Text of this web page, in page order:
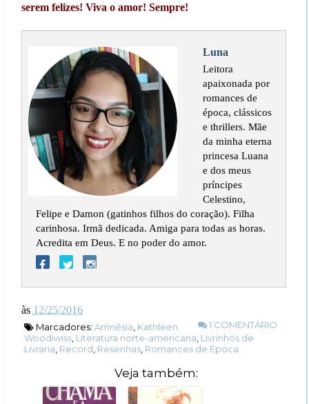
serem felizes! Viva o amor! Sempre!
Luna
Leitora
apaixonada por
romances de
época, clássicos
e thrillers. Mãe
da minha eterna
princesa Luana
e dos meus
príncipes
Celestino,
Felipe e Damon (gatinhos filhos do coração). Filha
carinhosa. Irmã dedicada. Amiga para todas as horas.
Acredita em Deus. E no poder do amor.
às 12/25/2016
1 COMENTÁRIO
Marcadores: Amnésia Kathleen
Woodiwiss, Literatura norte-americana Livrinhos de
Livraria Record Resenhas, Romances de Época
Veja também: